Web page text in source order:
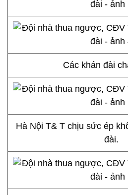
Các khán đài
Hà Nội T& T chịu sức ép
đài.